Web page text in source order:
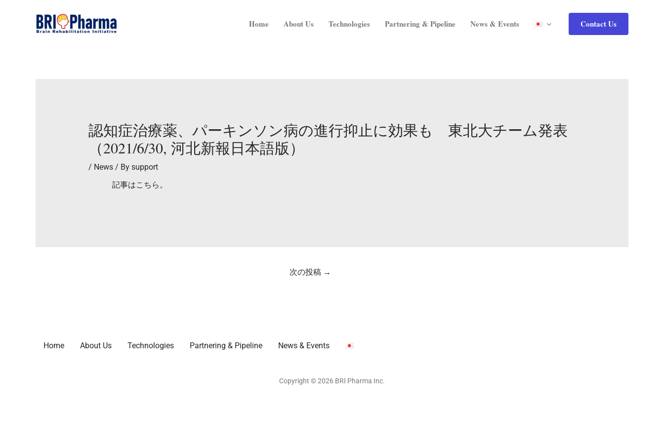
Home About Us Technologies Partnering & Pipeline News & Events Contact Us
認知症治療薬、パーキンソン病の進行抑止に効果も 東北大チーム発表
（2021/6/30, 河北新報日本語版）
/ News/ By support
記事はこちら。
navigation
次の投稿 →
Home About Us Technologies Partnering & Pipeline News & Events
Copyright © 2026 BRI Pharma Inc.